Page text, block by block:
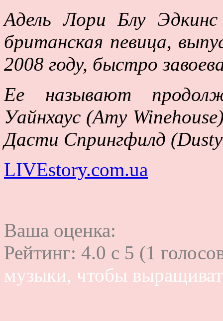
Адель Лори Блу
британская певица,
2008 году, быстро
Ее называют
Уайнхаус (Amy
Дасти Спрингфилд
LIVEstory.com.ua
Ваша оценка:
Рейтинг: 4.0 c 5 (1
музыки, чтобы